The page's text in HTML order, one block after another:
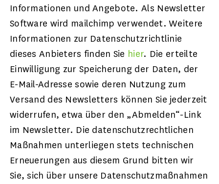
Informationen und Angebote. Als Newsletter
Software wird mailchimp verwendet. Weitere
Informationen zur Datenschutzrichtlinie
dieses Anbieters finden Sie hier. Die erteilte
Einwilligung zur Speicherung der Daten, der
E-Mail-Adresse sowie deren Nutzung zum
Versand des Newsletters können Sie jederzeit
widerrufen, etwa über den „Abmelden“-Link
im Newsletter. Die datenschutzrechtlichen
Maßnahmen unterliegen stets technischen
Erneuerungen aus diesem Grund bitten wir
Sie, sich über unsere Datenschutzmaßnahmen